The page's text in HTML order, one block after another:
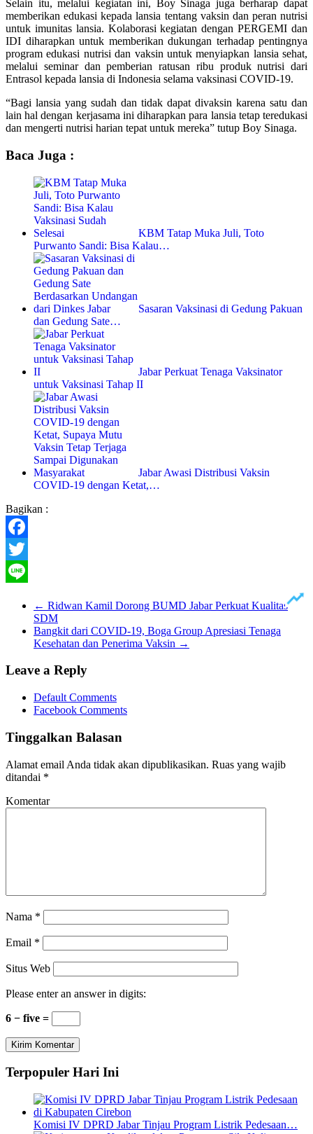
Selain itu, melalui kegiatan ini, Boy Sinaga juga berharap dapat
memberikan edukasi kepada lansia tentang vaksin dan peran nutrisi
untuk imunitas lansia. Kolaborasi kegiatan dengan PERGEMI dan
IDI diharapkan untuk memberikan dukungan terhadap pentingnya
program edukasi nutrisi dan vaksin untuk menyiapkan lansia sehat,
melalui seminar dan pemberian ratusan ribu produk nutrisi dari
Entrasol kepada lansia di Indonesia selama vaksinasi COVID-19.
“Bagi lansia yang sudah dan tidak dapat divaksin karena satu dan
lain hal dengan kerjasama ini diharapkan para lansia tetap teredukasi
dan mengerti nutrisi harian tepat untuk mereka” tutup Boy Sinaga.
Baca Juga :
KBM Tatap Muka Juli, Toto
Purwanto Sandi: Bisa Kalau…
Sasaran Vaksinasi di Gedung Pakuan
dan Gedung Sate…
Jabar Perkuat Tenaga Vaksinator
untuk Vaksinasi Tahap II
Jabar Awasi Distribusi Vaksin
COVID-19 dengan Ketat,…
Bagikan :
Facebook
Twitter
← Ridwan Kamil Dorong BUMD Jabar Perkuat Kualitas
SDM
Bangkit dari COVID-19, Boga Group Apresiasi Tenaga
Kesehatan dan Penerima Vaksin →
Leave a Reply
Default Comments
Facebook Comments
Tinggalkan Balasan
Alamat email Anda tidak akan dipublikasikan. Ruas yang wajib
ditandai *
Komentar
Nama *
Email *
Situs Web
Please enter an answer in digits:
6 − five =
Terpopuler Hari Ini
Komisi IV DPRD Jabar Tinjau Program Listrik Pedesaan…